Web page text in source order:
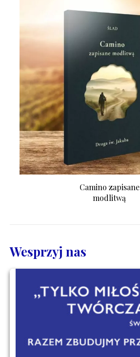
Camino zapisane
modlitwą
Wesprzyj nas